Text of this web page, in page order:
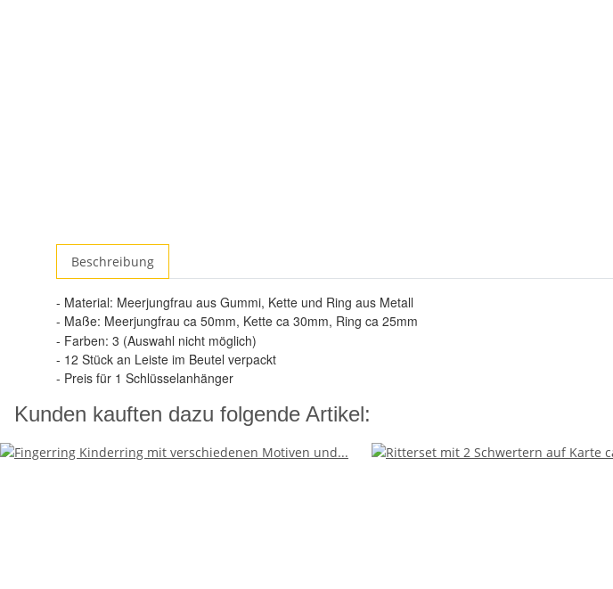
Beschreibung
- Material: Meerjungfrau aus Gummi, Kette und Ring aus Metall
- Maße: Meerjungfrau ca 50mm, Kette ca 30mm, Ring ca 25mm
- Farben: 3 (Auswahl nicht möglich)
- 12 Stück an Leiste im Beutel verpackt
- Preis für 1 Schlüsselanhänger
Kunden kauften dazu folgende Artikel: